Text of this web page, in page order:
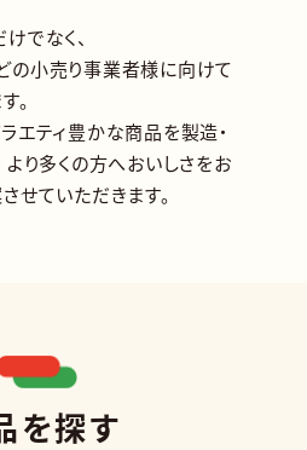
でなく、
の小売り事業者様に向けて
。
エティ豊かな商品を製造・
より多くの方へおいしさをお
せていただきます。
を探す